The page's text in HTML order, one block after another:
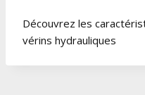
Découvrez les
vérins hydrauliques